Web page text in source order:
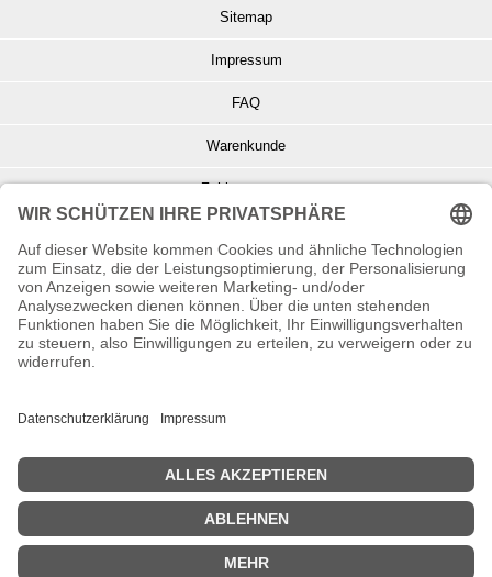
Sitemap
Impressum
FAQ
Warenkunde
Zahlungsarten
Info zu Elektro- u. Elektronikgeräten
Batterieentsorgung
Informationen zur Echtheit von Kundenbewertungen
© Copyright 2026 Wohnambiente-Shop